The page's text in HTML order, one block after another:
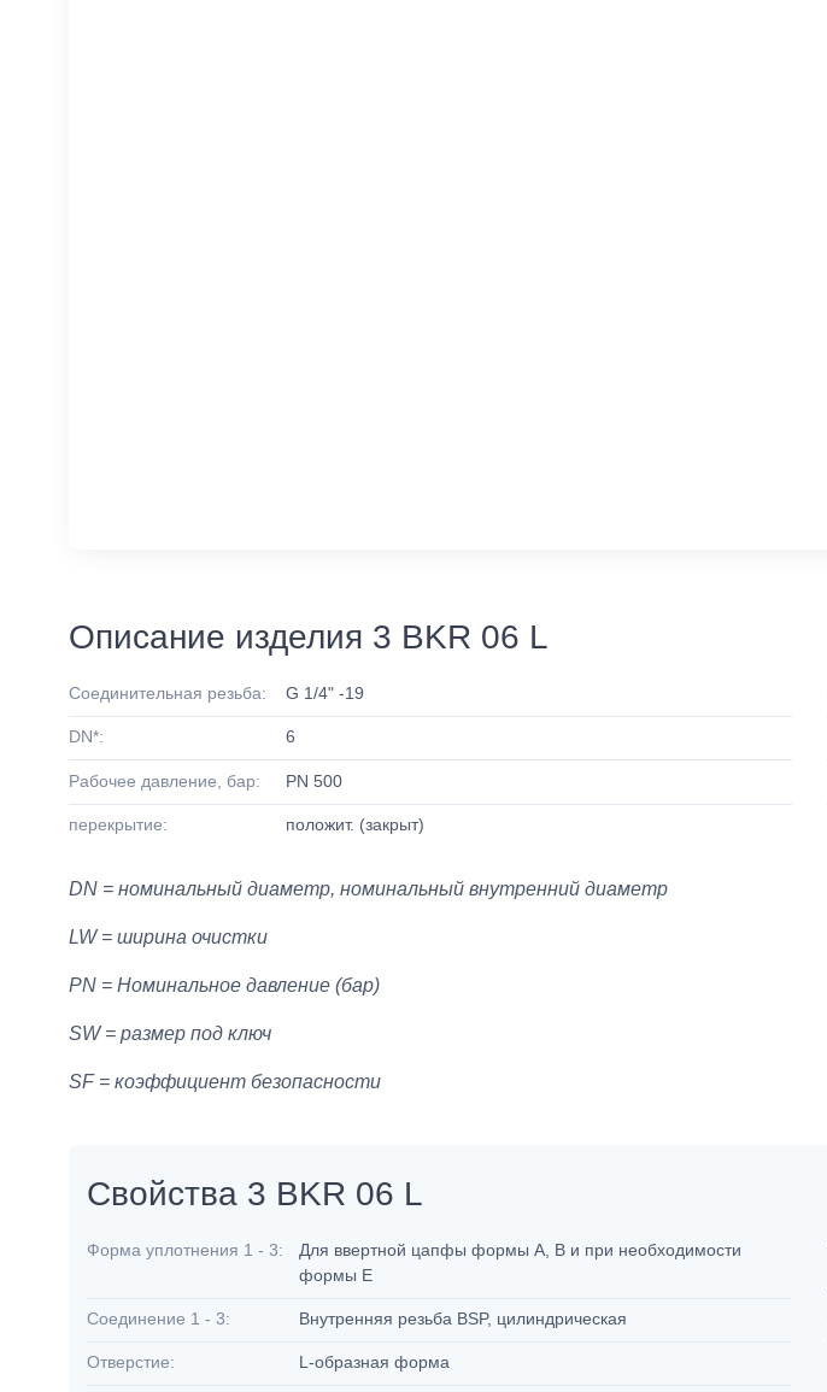
Описание изделия 3 BKR 06 L
Соединительная резьба: G 1/4" -19
DN*: 6
Рабочее давление, бар: PN 500
перекрытие: положит. (закрыт)
DN = номинальный диаметр, номинальный внутренний диаметр
LW = ширина очистки
PN = Номинальное давление (бар)
SW = размер под ключ
SF = коэффициент безопасности
Свойства 3 BKR 06 L
Форма уплотнения 1 - 3:
Для ввертной цапфы формы A, B и при необходимости
формы E
Соединение 1 - 3: Внутренняя резьба BSP, цилиндрическая
Отверстие: L-образная форма